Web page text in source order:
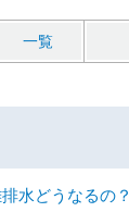
一覧
水どうなるの？